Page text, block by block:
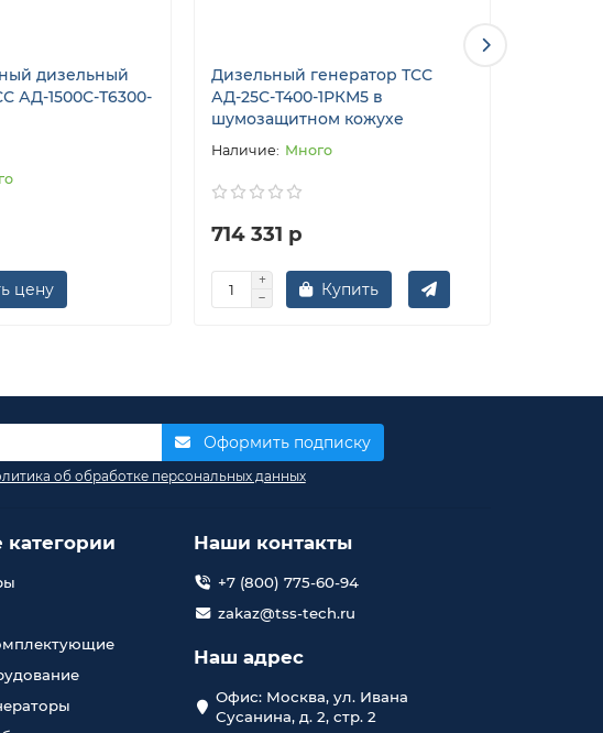
дизельный
АД-1500С-Т6300-
цену
Дизельный генератор ТСС
АД-25С-Т400-1РКМ5 в
шумозащитном кожухе
Много
714 331 р
Купить
Оформить подписку
об обработке персональных данных
Наши контакты
+7 (800) 775-60-94
zakaz@tss-tech.ru
Наш адрес
Офис: Москва, ул. Ивана
Сусанина, д. 2, стр. 2